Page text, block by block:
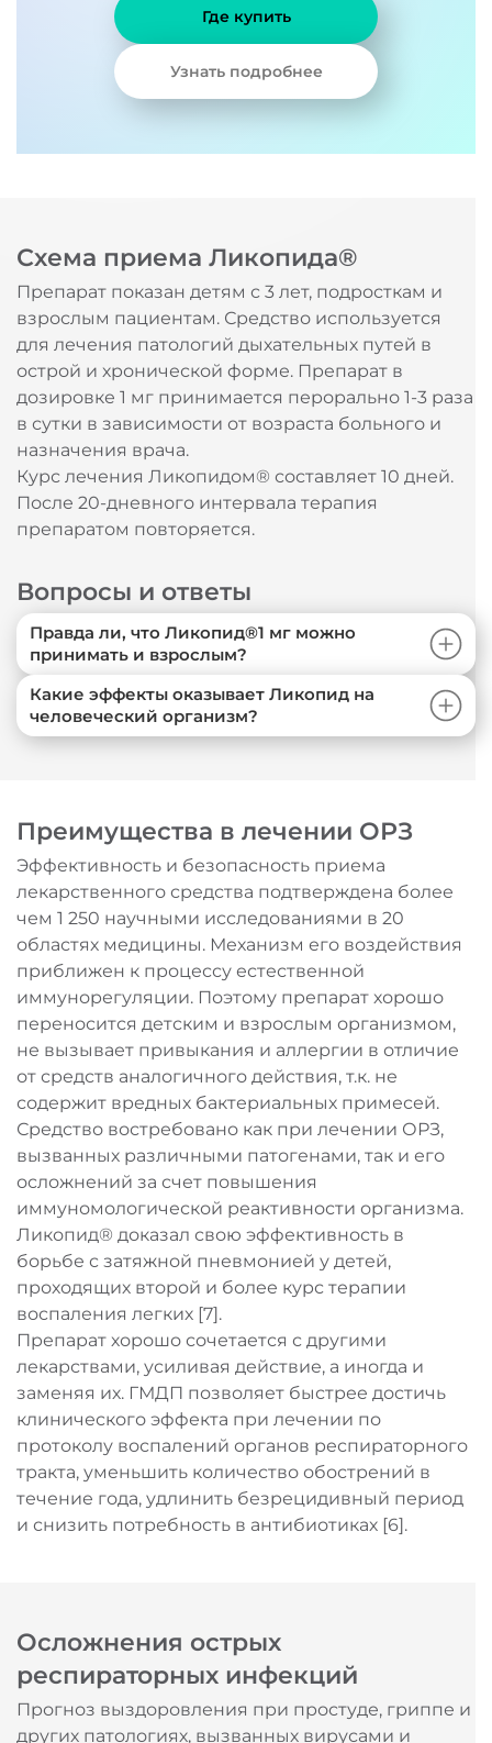
Где купить
Узнать подробнее
Схема приема Ликопида®
Препарат показан детям с 3 лет, подросткам и
взрослым пациентам. Средство используется
для лечения патологий дыхательных путей в
острой и хронической форме. Препарат в
дозировке 1 мг принимается перорально 1-3 раза
в сутки в зависимости от возраста больного и
назначения врача.
Курс лечения Ликопидом® составляет 10 дней.
После 20-дневного интервала терапия
препаратом повторяется.
Вопросы и ответы
Правда ли, что Ликопид®1 мг можно
принимать и взрослым?
Какие эффекты оказывает Ликопид на
человеческий организм?
Преимущества в лечении ОРЗ
Эффективность и безопасность приема
лекарственного средства подтверждена более
чем 1 250 научными исследованиями в 20
областях медицины. Механизм его воздействия
приближен к процессу естественной
иммунорегуляции. Поэтому препарат хорошо
переносится детским и взрослым организмом,
не вызывает привыкания и аллергии в отличие
от средств аналогичного действия, т.к. не
содержит вредных бактериальных примесей.
Средство востребовано как при лечении ОРЗ,
вызванных различными патогенами, так и его
осложнений за счет повышения
иммуномологической реактивности организма.
Ликопид® доказал свою эффективность в
борьбе с затяжной пневмонией у детей,
проходящих второй и более курс терапии
воспаления легких [7].
Препарат хорошо сочетается с другими
лекарствами, усиливая действие, а иногда и
заменяя их. ГМДП позволяет быстрее достичь
клинического эффекта при лечении по
протоколу воспалений органов респираторного
тракта, уменьшить количество обострений в
течение года, удлинить безрецидивный период
и снизить потребность в антибиотиках [6].
Осложнения острых
респираторных инфекций
Прогноз выздоровления при простуде, гриппе и